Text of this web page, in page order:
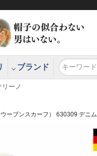
ブランド
リーノ
ーブンスカーフ） 630309 デニム